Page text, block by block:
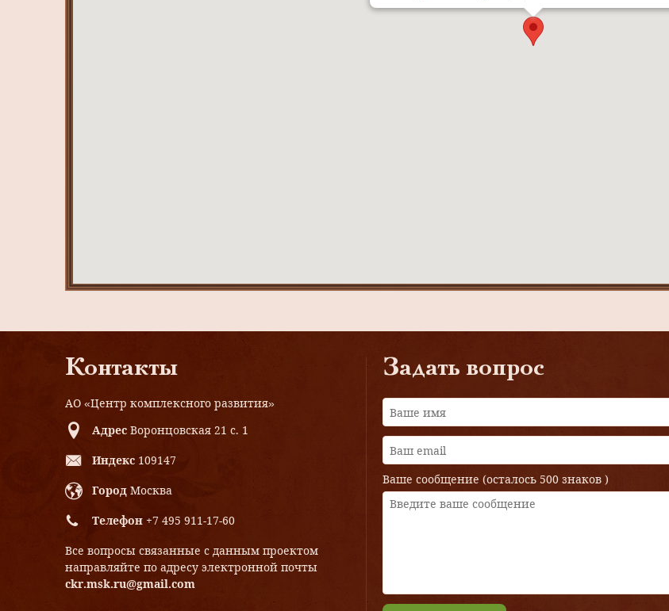
Контакты
АО «Центр комплексного развития»
Адрес Воронцовская 21 с. 1
Индекс 109147
Город Москва
Телефон +7 495 911-17-60
Все вопросы связанные с данным проектом
направляйте по адресу электронной почты
ckr.msk.ru@gmail.com
Задать вопрос
Ваше сообщение (осталось 500 знаков )